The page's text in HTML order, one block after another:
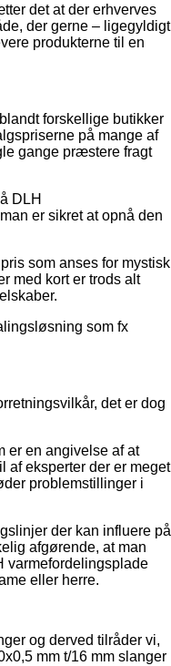
det at der erhverves
der gerne – ligegyldigt
produkterne til en
forskellige butikker
på mange af
gange præstere fragt
DLH
er sikret at opnå den
som anses for mystisk
med kort er trods alt
som fx
det er dog
er en angivelse af at
af eksperter der er meget
problemstillinger i
der kan influere på
afgørende, at man
varmefordelingsplade
eller herre.
og derved tilråder vi,
mm t/16 mm slanger